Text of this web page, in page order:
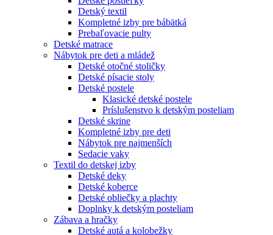
Detský textil
Kompletné izby pre bábätká
Prebaľovacie pulty
Detské matrace
Nábytok pre deti a mládež
Detské otočné stoličky
Detské písacie stoly
Detské postele
Klasické detské postele
Príslušenstvo k detským posteliam
Detské skrine
Kompletné izby pre deti
Nábytok pre najmenších
Sedacie vaky
Textil do detskej izby
Detské deky
Detské koberce
Detské obliečky a plachty
Doplnky k detským posteliam
Zábava a hračky
Detské autá a kolobežky